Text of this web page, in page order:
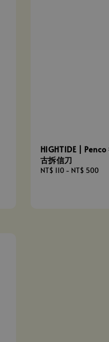
HIGHTIDE | Penco
古拆信刀
Regular
NT$ 110- NT$ 500